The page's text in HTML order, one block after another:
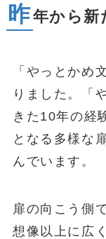
昨年から新
「やっとかめ
りました。「
きた10年の経
となる多様な
んでいます。
扉の向こう側
想像以上に広